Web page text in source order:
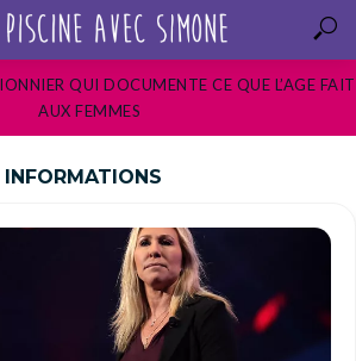
QUI DOCUMENTE CE QUE L’AGE FAIT
AUX FEMMES